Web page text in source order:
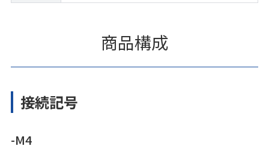
商品構成
接続記号
-M4